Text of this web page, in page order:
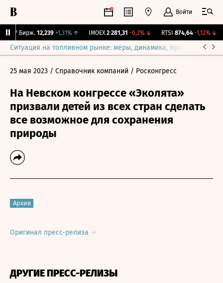
Войти
CNY Бирж. 12,239 +1,31% ↑ IMOEX 2 281,31 -0,2%↓ RTSI 874,64 -1,12%↓
Ситуация на топливном рынке: меры, динамика, прогнозы
25 мая 2023 / Справочник компаний / Росконгресс
На Невском конгрессе «Эколята»
призвали детей из всех стран сделать
все возможное для сохранения
природы
Архив
Оригинал пресс-релиза
ДРУГИЕ ПРЕСС-РЕЛИЗЫ